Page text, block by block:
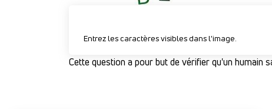
Entrez les caractères visibles dans l'image.
Cette question a pour but de vérifier qu'un